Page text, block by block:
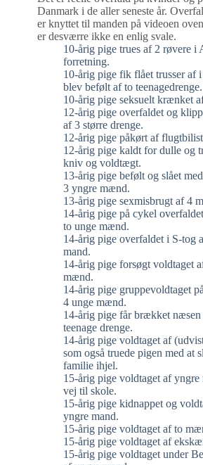
Danmark i de aller seneste år.
er knyttet til manden på videoen
er desværre ikke en enlig svale.
10-årig pige trues af 2 røvere i
forretning.
10-årig pige fik flået trusser af
blev befølt af to teenagedrenge.
10-årig pige seksuelt krænket
12-årig pige overfaldet og
af 3 større drenge.
12-årig pige påkørt af
12-årig pige kaldt for dulle og
kniv og voldtægt.
13-årig pige befølt og slået
3 yngre mænd.
13-årig pige sexmisbrugt af 4
14-årig pige på cykel
to unge mænd.
14-årig pige overfaldet i S-tog
mand.
14-årig pige forsøgt voldtaget
mænd.
14-årig pige gruppevoldtaget
4 unge mænd.
14-årig pige får brækket næsen
teenage drenge.
14-årig pige voldtaget af
som også truede pigen med at
familie ihjel.
15-årig pige voldtaget af yngre
vej til skole.
15-årig pige kidnappet og
yngre mand.
15-årig pige voldtaget af to
15-årig pige voldtaget af
15-årig pige voldtaget under